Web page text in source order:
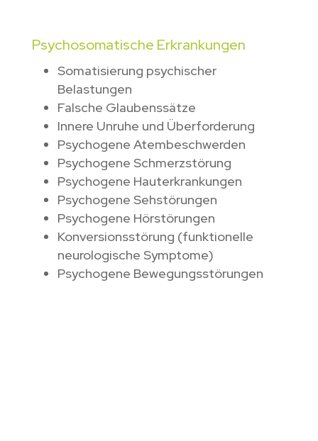
Psychosomatische Erkrankungen
Somatisierung psychischer
Belastungen
Falsche Glaubenssätze
Innere Unruhe und Überforderung
Psychogene Atembeschwerden
Psychogene Schmerzstörung
Psychogene Hauterkrankungen
Psychogene Sehstörungen
Psychogene Hörstörungen
Konversionsstörung (funktionelle
neurologische Symptome)
Psychogene Bewegungsstörungen